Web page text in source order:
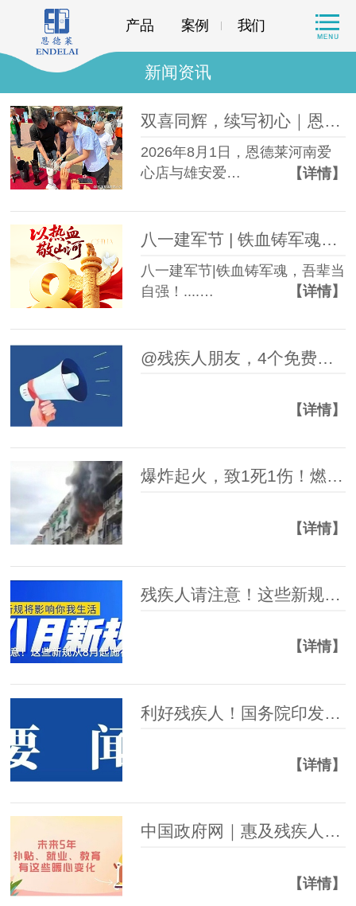
产品 案例 我们
新闻资讯
双喜同辉，续写初心｜恩德莱河南及雄安爱心店共庆周年，再启新程
2026年8月1日，恩德莱河南爱
心店与雄安爱…
【详情】
八一建军节 | 铁血铸军魂，吾辈当自强！
八一建军节|铁血铸军魂，吾辈当
自强！....…
【详情】
【详情】
爆炸起火，致1死1伤！燃气安全提示→
【详情】
残疾人请注意！这些新规从8月起施行
【详情】
利好残疾人！国务院印发《全民健身计划（2026－2030年）》
【详情】
中国政府网｜惠及残疾人，未来5年补贴、就业、教育有这些暖心变化
【详情】